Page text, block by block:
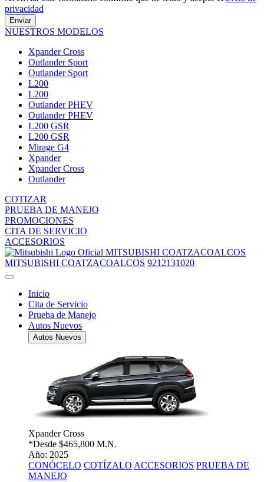
privacidad
Enviar
NUESTROS MODELOS
Xpander Cross
Outlander Sport
Outlander Sport
L200
L200
Outlander PHEV
Outlander PHEV
L200 GSR
L200 GSR
Mirage G4
Xpander
Xpander Cross
Outlander
COTIZAR
PRUEBA DE MANEJO
PROMOCIONES
CITA DE SERVICIO
ACCESORIOS
MITSUBISHI COATZACOALCOS
MITSUBISHI COATZACOALCOS 9212131020
Inicio
Cita de Servicio
Prueba de Manejo
Autos Nuevos
Autos Nuevos
Xpander Cross
*Desde $465,800 M.N.
Año: 2025
CONÓCELO COTÍZALO ACCESORIOS PRUEBA DE
MANEJO